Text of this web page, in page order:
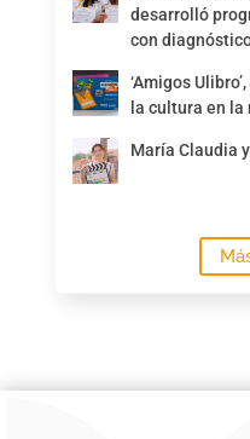
desarrolló
con
‘Amigos
la cultura en la
María Claudia